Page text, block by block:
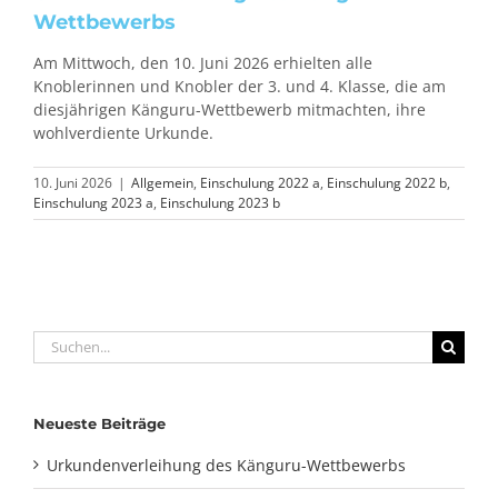
Wettbewerbs
Am Mittwoch, den 10. Juni 2026 erhielten alle
Knoblerinnen und Knobler der 3. und 4. Klasse, die am
diesjährigen Känguru-Wettbewerb mitmachten, ihre
wohlverdiente Urkunde.
10. Juni 2026 | Allgemein, Einschulung 2022 a, Einschulung 2022 b,
Einschulung 2023 a, Einschulung 2023 b
Suche
nach:
Neueste Beiträge
Urkundenverleihung des Känguru-Wettbewerbs